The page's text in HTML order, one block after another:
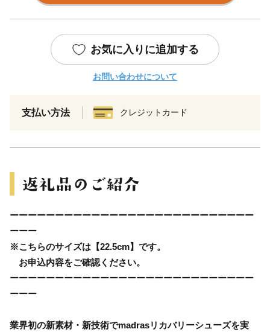
お気に入りに追加する
お問い合わせについて
支払い方法 クレジットカード
ーーーーーーーーーーーーーーーーーーーーーーーーーーー
ーーー
※こちらのサイズは【22.5cm】です。
お申込内容をご確認ください。
ーーーーーーーーーーーーーーーーーーーーーーーーーーー
ーーー
業界初の新素材・新技術でmadrasリカバリーシューズを実